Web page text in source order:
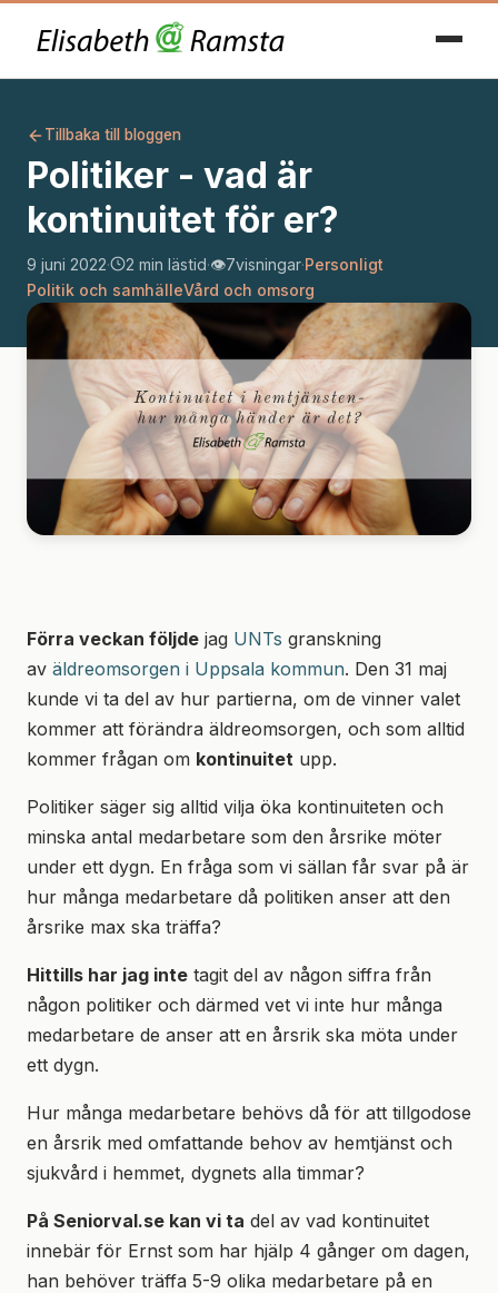
Tillbaka till bloggen
Politiker - vad är
kontinuitet för er?
9 juni 2022· 2 min lästid·👁️7visningar·Personligt
Politik och samhälleVård och omsorg
Förra veckan följde jag UNTs granskning
av äldreomsorgen i Uppsala kommun. Den 31 maj
kunde vi ta del av hur partierna, om de vinner valet
kommer att förändra äldreomsorgen, och som alltid
kommer frågan om kontinuitet upp.
Politiker säger sig alltid vilja öka kontinuiteten och
minska antal medarbetare som den årsrike möter
under ett dygn. En fråga som vi sällan får svar på är
hur många medarbetare då politiken anser att den
årsrike max ska träffa?
Hittills har jag inte tagit del av någon siffra från
någon politiker och därmed vet vi inte hur många
medarbetare de anser att en årsrik ska möta under
ett dygn.
Hur många medarbetare behövs då för att tillgodose
en årsrik med omfattande behov av hemtjänst och
sjukvård i hemmet, dygnets alla timmar?
På Seniorval.se kan vi ta del av vad kontinuitet
innebär för Ernst som har hjälp 4 gånger om dagen,
han behöver träffa 5-9 olika medarbetare på en